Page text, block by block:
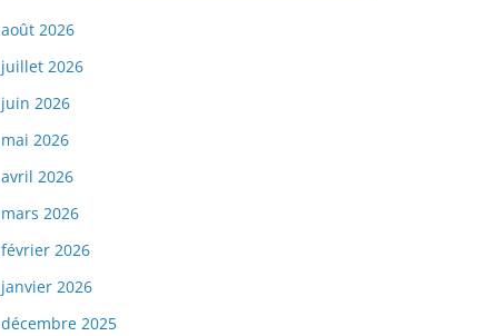
août 2026
juillet 2026
juin 2026
mai 2026
avril 2026
mars 2026
février 2026
janvier 2026
décembre 2025